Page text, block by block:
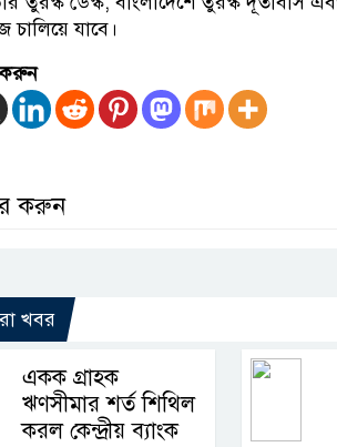
চালিয়ে যাবে।
করুন
করুন
খবর
একক গ্রাহক
ঋণসীমার শর্ত শিথিল
করল কেন্দ্রীয় ব্যাংক